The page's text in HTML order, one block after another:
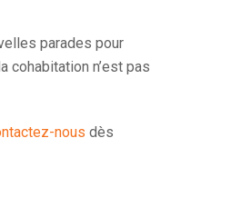
parades pour
cohabitation n’est pas
nous dès